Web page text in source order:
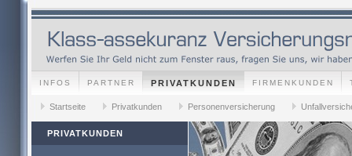
INFOS PARTNER PRIVATKUNDEN FIRMENKUNDEN
Startseite Privatkunden Personenversicherung
PRIVATKUNDEN